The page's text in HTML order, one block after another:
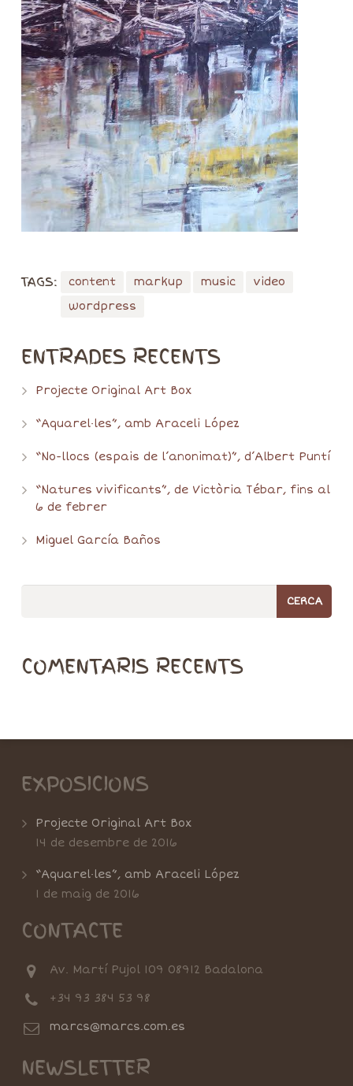
TAGS: content markup music
video
wordpress
ENTRADES RECENTS
Projecte Original Art Box
“Aquarel·les”, amb Araceli López
“No-llocs (espais de l’anonimat)”, d’Albert Puntí
“Natures vivificants”, de Victòria Tébar, fins al
6 de febrer
Miguel García Baños
COMENTARIS RECENTS
EXPOSICIONS
Projecte Original Art Box
14 de desembre de 2016
“Aquarel·les”, amb Araceli López
1 de maig de 2016
CONTACTE
Av. Martí Pujol 109 08912 Badalona
+34 93 384 53 98
marcs@marcs.com.es
NEWSLETTER